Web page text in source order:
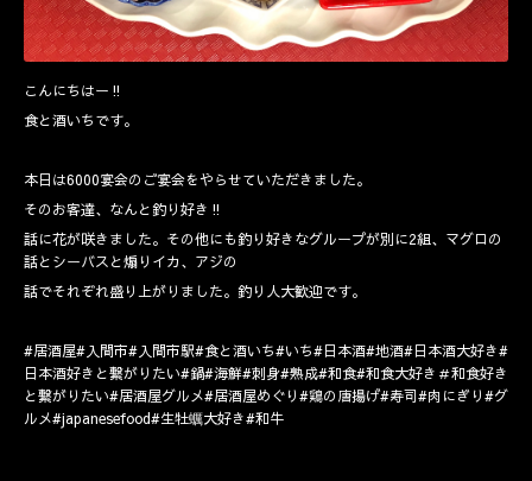
こんにちはー‼️
食と酒いちです。
本日は6000宴会のご宴会をやらせていただきました。
そのお客達、なんと釣り好き‼️
話に花が咲きました。その他にも釣り好きなグループが別に2組、マグロの
話とシーバスと煽りイカ、アジの
話でそれぞれ盛り上がりました。釣り人大歓迎です。
#居酒屋#入間市#入間市駅#食と酒いち#いち#日本酒#地酒#日本酒大好き#
日本酒好きと繋がりたい#鍋#海鮮#刺身#熟成#和食#和食大好き＃和食好き
と繋がりたい#居酒屋グルメ#居酒屋めぐり#鶏の唐揚げ#寿司#肉にぎり#グ
ルメ#japanesefood#生牡蠣大好き#和牛